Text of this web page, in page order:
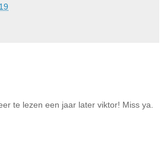
te lezen een jaar later viktor! Miss ya.